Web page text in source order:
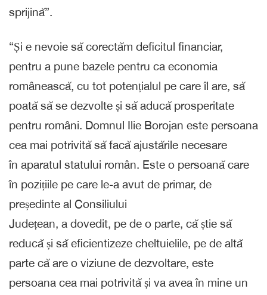
sprijină”.
“Și e nevoie să corectăm deficitul financiar,
pentru a pune bazele pentru ca economia
românească, cu tot potențialul pe care îl are, să
poată să se dezvolte și să aducă prosperitate
pentru români. Domnul Ilie Borojan este persoana
cea mai potrivită să facă ajustările necesare
în aparatul statului român. Este o persoană care
în pozițiile pe care le-a avut de primar, de
președinte al Consiliului
Județean, a dovedit, pe de o parte, că știe să
reducă și să eficientizeze cheltuielile, pe de altă
parte că are o viziune de dezvoltare, este
persoana cea mai potrivită și va avea în mine un